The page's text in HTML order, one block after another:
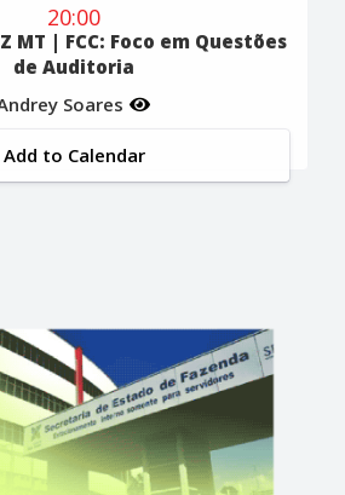
20:00
MT | FCC: Foco em Questões
de Auditoria
Soares
Add to Calendar